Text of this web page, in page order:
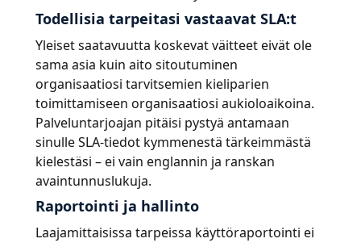
Todellisia tarpeitasi vastaavat SLA:t
Yleiset saatavuutta koskevat väitteet eivät ole
sama asia kuin aito sitoutuminen
organisaatiosi tarvitsemien kieliparien
toimittamiseen organisaatiosi aukioloaikoina.
Palveluntarjoajan pitäisi pystyä antamaan
sinulle SLA-tiedot kymmenestä tärkeimmästä
kielestäsi – ei vain englannin ja ranskan
avaintunnuslukuja.
Raportointi ja hallinto
Laajamittaisissa tarpeissa käyttöraportointi ei